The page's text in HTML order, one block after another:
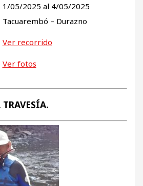
1/05/2025 al 4/05/2025
Tacuarembó – Durazno
Ver recorrido
Ver fotos